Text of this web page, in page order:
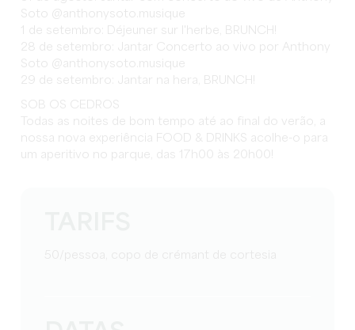
Soto @anthonysoto.musique
1 de setembro: Déjeuner sur l'herbe, BRUNCH!
28 de setembro: Jantar Concerto ao vivo por Anthony
Soto @anthonysoto.musique
29 de setembro: Jantar na hera, BRUNCH!
SOB OS CEDROS
Todas as noites de bom tempo até ao final do verão, a
nossa nova experiência FOOD & DRINKS acolhe-o para
um aperitivo no parque, das 17h00 às 20h00!